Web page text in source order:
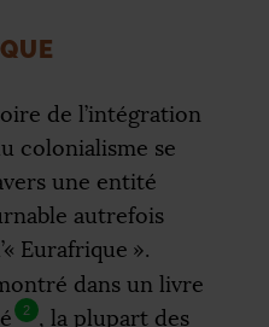
de l’intégration
colonialisme se
une entité
autrefois
Eurafrique ».
dans un livre
2 , la plupart des